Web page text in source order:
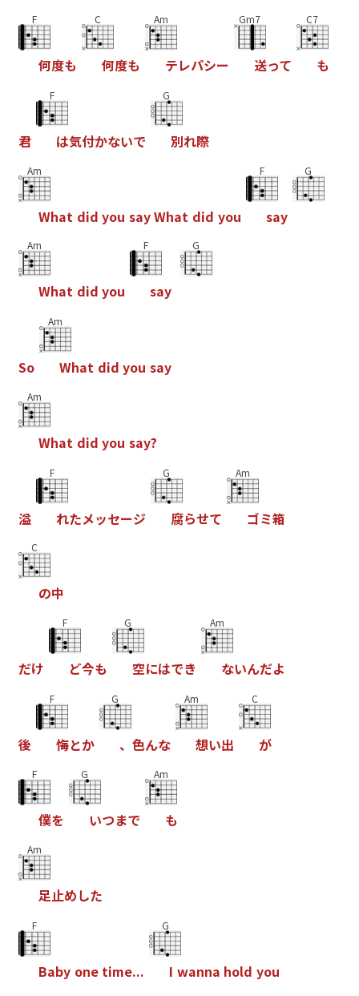
F
何度も
C
何度も
Am
テレパシー
Gm7
送って
C7
も
君
F
は気付かないで
G
別れ際
Am
What did you sayWhat did you
F
say
G
Am
What did you
F
say
G
So
Am
What did you say
Am
What did you say?
溢
F
れたメッセージ
G
腐らせて
Am
ゴミ箱
C
の中
だけ
F
ど今も
G
空にはでき
Am
ないんだよ
後
F
悔とか
G
、 色んな
Am
想い出
C
が
F
僕を
G
いつまで
Am
も
Am
足止めした
F
Baby one time...
G
I wanna hold you